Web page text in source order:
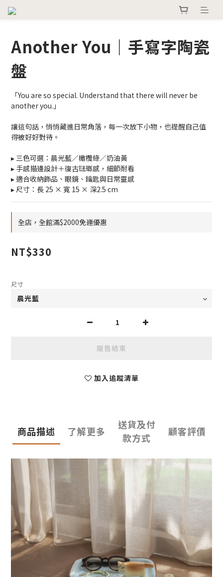
Another You｜手寫字陶瓷
盤
「You are so special. Understand that there will never be
another you.」
讓這句話，悄悄藏進日常角落，每一次放下小物，也提醒自己值
得被好好對待。
▸ 三色可選：晨光藍／橄欖綠／奶油黃
▸ 手感描邊設計＋復古琺瑯感，細節耐看
▸ 適合收納飾品、眼鏡、鑰匙與日常靈感
▸ 尺寸：長 25 × 寬 15 × 深2.5 cm
全店，全館滿$2000免運優惠
NT$330
尺寸
販售結束
加入追蹤清單
商品描述 了解更多
送貨及付
款方式
顧客評價